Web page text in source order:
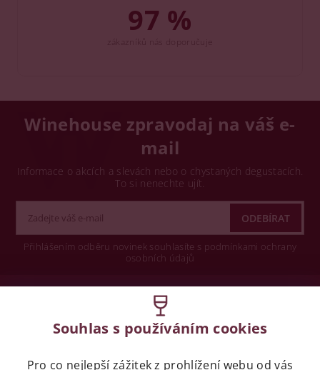
97 %
Winehouse zpravodaj na váš e-
mail
Informace o akcích a slevách nebo o chystaných degustacích.
To si nenechte ujít.
Přihlášením odběru novinek souhlasíte s podmínkami ochrany
osobních údajů
LegislativaSouhlas s používáním cookies
Pro co nejlepší zážitek z prohlížení webu od vás